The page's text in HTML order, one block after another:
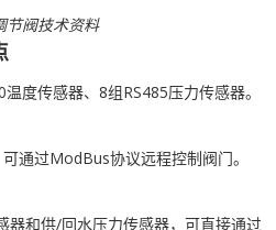
节阀技术资料
度传感器、8组RS485压力传感器。
通过ModBus协议远程控制阀门。
器和供/回水压力传感器，可直接通过